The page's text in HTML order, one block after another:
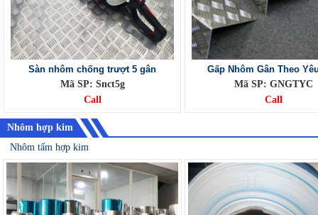
Sàn nhôm chống trượt 5 gân
Mã SP: Snct5g
Call
Gấp Nhôm Gân Theo
Mã SP: GNGTYC
Call
Nhôm hợp kim
Nhôm tấm hợp kim